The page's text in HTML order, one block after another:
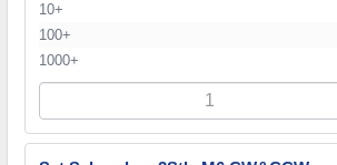
10+
100+
1000+